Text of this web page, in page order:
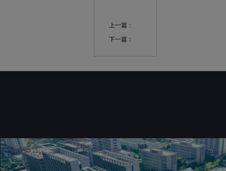
上一篇：
下一篇：